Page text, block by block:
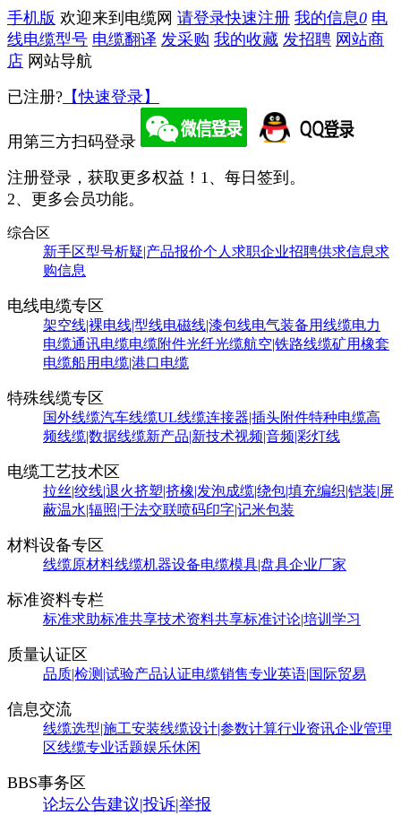
手机版 欢迎来到电缆网 请登录快速注册 我的信息0 电
线电缆型号 电缆翻译 发采购 我的收藏 发招聘 网站商
店 网站导航
已注册? 【快速登录】
用第三方扫码登录
注册登录，获取更多权益！ 1、每日签到。
2、更多会员功能。
综合区
新手区型号析疑|产品报价个人求职企业招聘供求信息求
购信息
电线电缆专区
架空线|裸电线|型线电磁线|漆包线电气装备用线缆电力
电缆通讯电缆电缆附件光纤光缆航空|铁路线缆矿用橡套
电缆船用电缆|港口电缆
特殊线缆专区
国外线缆汽车线缆UL线缆连接器|插头附件特种电缆高
频线缆|数据线缆新产品|新技术视频|音频|彩灯线
电缆工艺技术区
拉丝|绞线|退火挤塑|挤橡|发泡成缆|绕包|填充编织|铠装|屏
蔽温水|辐照|干法交联喷码印字|记米包装
材料设备专区
线缆原材料线缆机器设备电缆模具|盘具企业厂家
标准资料专栏
标准求助标准共享技术资料共享标准讨论|培训学习
质量认证区
品质|检测|试验产品认证电缆销售专业英语|国际贸易
信息交流
线缆选型|施工安装线缆设计|参数计算行业资讯企业管理
区线缆专业话题娱乐休闲
BBS事务区
论坛公告建议|投诉|举报